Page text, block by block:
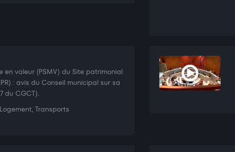
valeur (PSMV) du Site patrimonial
: avis du Conseil municipal sur sa
du CGCT).
Transports